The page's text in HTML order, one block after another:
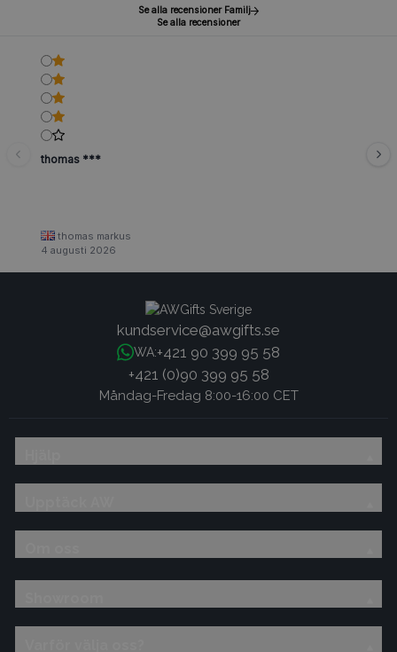
Se alla recensioner Familj
Se alla recensioner
thomas ***
thomas markus
4 augusti 2026
kundservice@awgifts.se
WA:+421 90 399 95 58
+421 (0)90 399 95 58
Måndag-Fredag 8:00-16:00 CET